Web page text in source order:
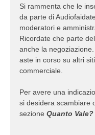
Si rammenta che le
da parte di
moderatori e
Ricordate che parte
anche la
aste in corso su altri
commerciale.
Per avere una
si desidera scambiare
sezione Quanto Vale?